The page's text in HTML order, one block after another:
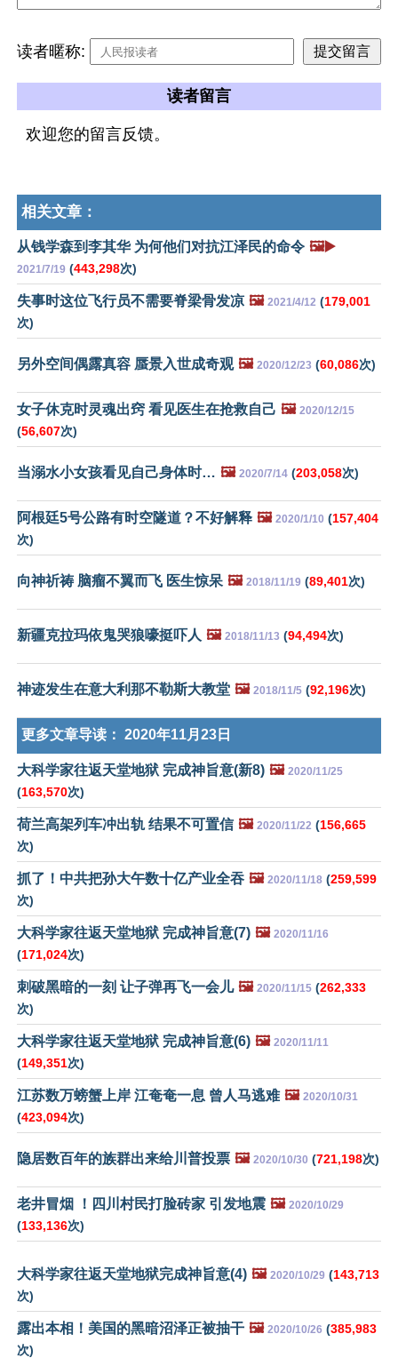
读者暱称:
读者留言
欢迎您的留言反馈。
相关文章：
从钱学森到李其华 为何他们对抗江泽民的命令 🖼️▶️
2021/7/19 (443,298次)
失事时这位飞行员不需要脊梁骨发凉 🖼️ 2021/4/12 (179,001
次)
另外空间偶露真容 蜃景入世成奇观 🖼️ 2020/12/23 (60,086次)
女子休克时灵魂出窍 看见医生在抢救自己 🖼️ 2020/12/15
(56,607次)
当溺水小女孩看见自己身体时… 🖼️ 2020/7/14 (203,058次)
阿根廷5号公路有时空隧道？不好解释 🖼️ 2020/1/10 (157,404
次)
向神祈祷 脑瘤不翼而飞 医生惊呆 🖼️ 2018/11/19 (89,401次)
新疆克拉玛依鬼哭狼嚎挺吓人 🖼️ 2018/11/13 (94,494次)
神迹发生在意大利那不勒斯大教堂 🖼️ 2018/11/5 (92,196次)
更多文章导读： 2020年11月23日
大科学家往返天堂地狱 完成神旨意(新8) 🖼️ 2020/11/25
(163,570次)
荷兰高架列车冲出轨 结果不可置信 🖼️ 2020/11/22 (156,665
次)
抓了！中共把孙大午数十亿产业全吞 🖼️ 2020/11/18 (259,599
次)
大科学家往返天堂地狱 完成神旨意(7) 🖼️ 2020/11/16
(171,024次)
刺破黑暗的一刻 让子弹再飞一会儿 🖼️ 2020/11/15 (262,333
次)
大科学家往返天堂地狱 完成神旨意(6) 🖼️ 2020/11/11
(149,351次)
江苏数万螃蟹上岸 江奄奄一息 曾人马逃难 🖼️ 2020/10/31
(423,094次)
隐居数百年的族群出来给川普投票 🖼️ 2020/10/30 (721,198次)
老井冒烟 ！四川村民打脸砖家 引发地震 🖼️ 2020/10/29
(133,136次)
大科学家往返天堂地狱完成神旨意(4) 🖼️ 2020/10/29 (143,713
次)
露出本相！美国的黑暗沼泽正被抽干 🖼️ 2020/10/26 (385,983
次)